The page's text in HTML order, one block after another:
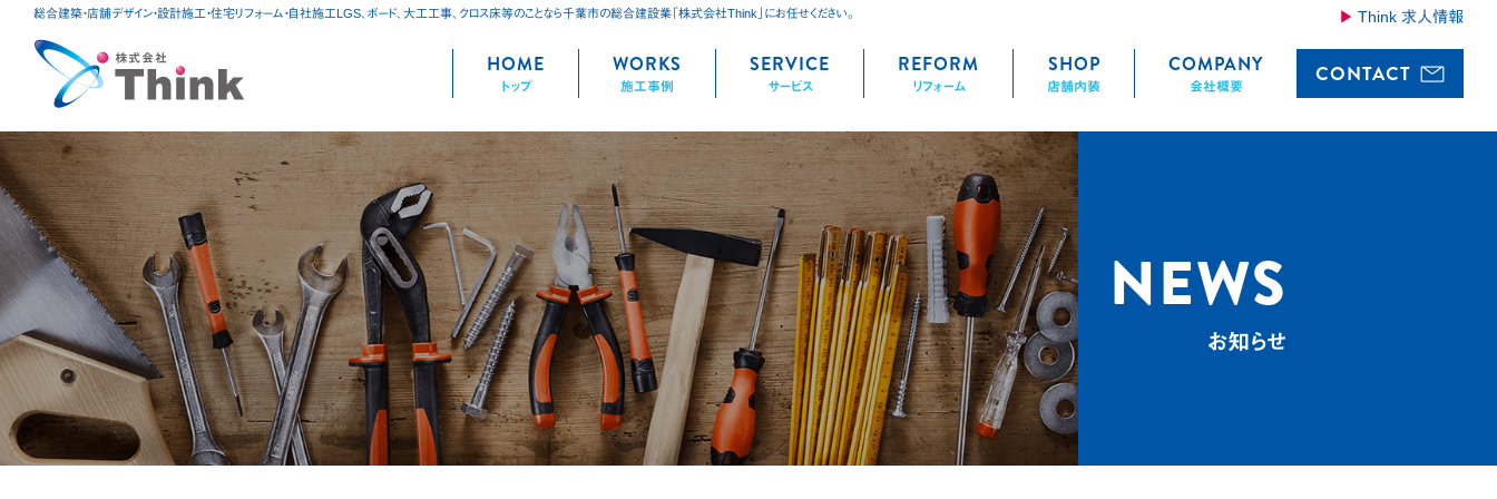
総合建築・店舗デザイン・設計施工・住宅リフォーム・自社施工LGS、ボード、大工工事、クロス床等のことなら千葉市の総合建設業「株式会社Think」にお任せください。 Think 求人情報
HOME
トップ
WORKS
施工事例
SERVICE
サービス
REFORM
リフォーム
SHOP
店舗内装
COMPANY
会社概要 CONTACT
NEWS
お知らせ